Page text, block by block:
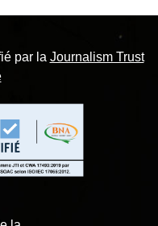
par la Journalism Trust